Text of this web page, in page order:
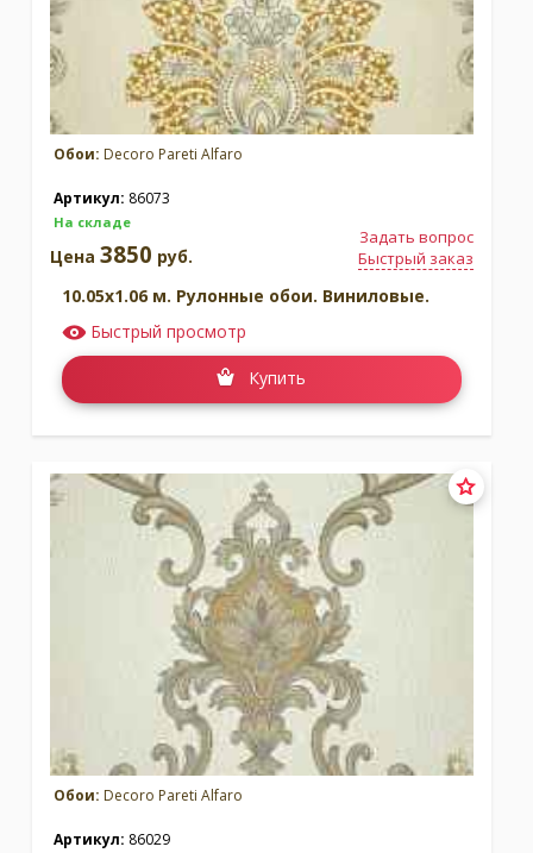
Обои: Decoro Pareti Alfaro
Артикул: 86073
На складе
Задать вопрос
Быстрый заказ
Цена 3850 руб.
10.05x1.06 м. Рулонные обои. Виниловые.
Быстрый просмотр
Купить
Обои: Decoro Pareti Alfaro
Артикул: 86029